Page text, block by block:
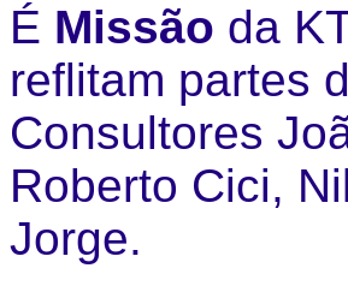
É Missão da
reflitam partes
Consultores
Roberto Cici,
Jorge.